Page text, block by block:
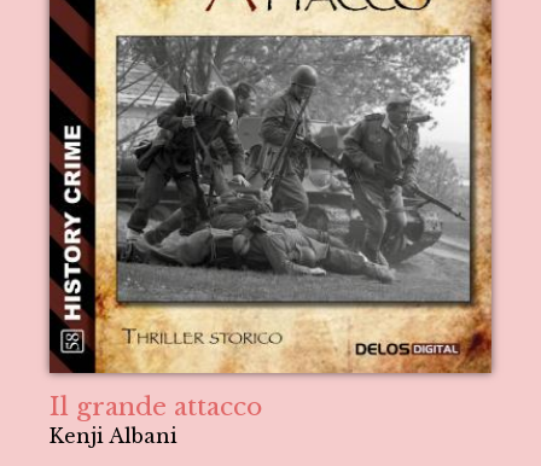
Il grande attacco
Kenji Albani